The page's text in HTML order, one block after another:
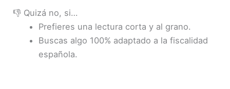
👎 Quizá no, si…
Prefieres una lectura corta y al grano.
Buscas algo 100% adaptado a la fiscalidad
española.